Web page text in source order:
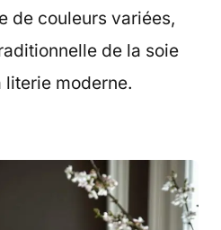
de couleurs variées,
de la soie
literie moderne.